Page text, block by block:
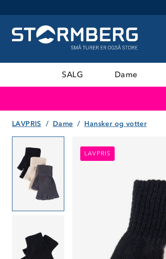
SALG Dame
LAVPRIS Dame Hansker og votter
LAVPRIS
LAVPRIS